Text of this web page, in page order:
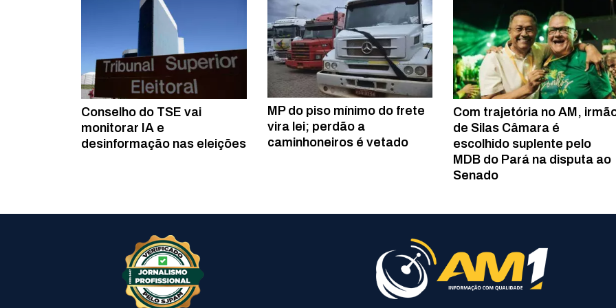
Conselho do TSE vai
monitorar IA e
desinformação nas eleições
MP do piso mínimo do frete
vira lei; perdão a
caminhoneiros é vetado
Com trajetória no AM,
de Silas Câmara é
escolhido suplente pelo
MDB do Pará na disputa ao
Senado